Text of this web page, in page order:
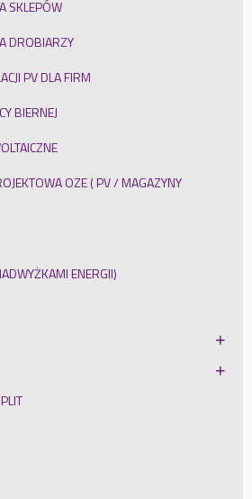
SKLEPÓW
DROBIARZY
PV DLA FIRM
BIERNEJ
OZE ( PV / MAGAZYNY
ENERGII)